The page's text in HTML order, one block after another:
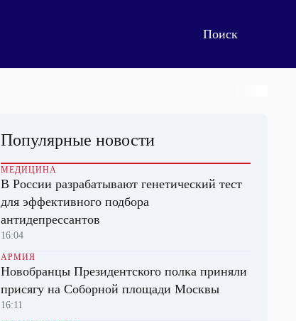
Популярные новости
МЕДИЦИНА
В России разрабатывают генетический тест
для эффективного подбора
антидепрессантов
16:04
АРМИЯ
Новобранцы Президентского полка приняли
присягу на Соборной площади Москвы
16:11